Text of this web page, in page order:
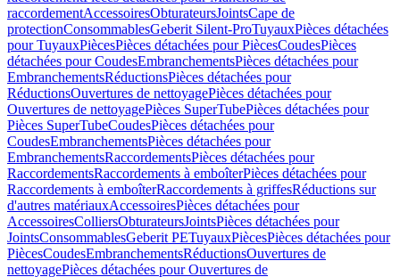
raccordementAccessoiresObturateursJointsCape de
protectionConsommablesGeberit Silent-ProTuyauxPièces détachées
pour TuyauxPiècesPièces détachées pour PiècesCoudesPièces
détachées pour CoudesEmbranchementsPièces détachées pour
EmbranchementsRéductionsPièces détachées pour
RéductionsOuvertures de nettoyagePièces détachées pour
Ouvertures de nettoyagePièces SuperTubePièces détachées pour
Pièces SuperTubeCoudesPièces détachées pour
CoudesEmbranchementsPièces détachées pour
EmbranchementsRaccordementsPièces détachées pour
RaccordementsRaccordements à emboîterPièces détachées pour
Raccordements à emboîterRaccordements à griffesRéductions sur
d'autres matériauxAccessoiresPièces détachées pour
AccessoiresColliersObturateursJointsPièces détachées pour
JointsConsommablesGeberit PETuyauxPiècesPièces détachées pour
PiècesCoudesEmbranchementsRéductionsOuvertures de
nettoyagePièces détachées pour Ouvertures de